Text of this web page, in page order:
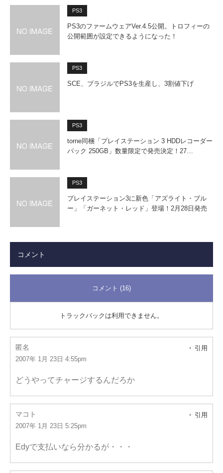
PS3
PS3のファームウェアVer.4.5公開。トロフィーの
公開範囲が設定できるようになった！
PS3
SCE、ブラジルでPS3を生産し、3割値下げ
PS3
torne同梱「プレイステーション 3 HDDレコーダー
パック 250GB」数量限定で発売決定！27…
PS3
プレイステーション3に新色「アズライト・ブル
ー」「ガーネット・レッド」登場！2月28日発売
コメント
コメント (16)
トラックバックは利用できません。
匿名
2007年 1月 23日 4:55pm
引用
どうやってチャージするんだろか
マコト
2007年 1月 23日 5:25pm
引用
Edyで支払いなら分かるが・・・